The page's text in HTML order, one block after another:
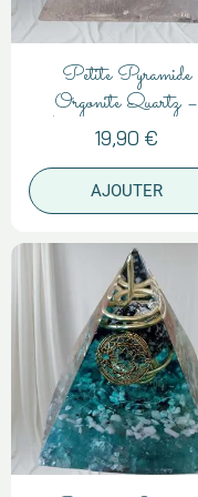
Petite Pyramide
Orgonite Quartz –
Énergie et Protection
19,90 €
AJOUTER